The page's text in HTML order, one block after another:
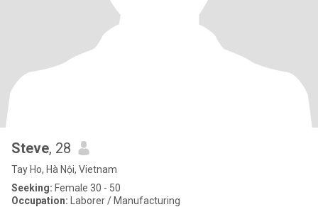
Steve, 28
Tay Ho, Hà Nội, Vietnam
Seeking: Female 30 - 50
Occupation: Laborer / Manufacturing